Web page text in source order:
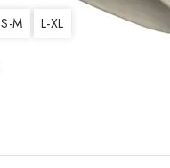
S-M L-XL